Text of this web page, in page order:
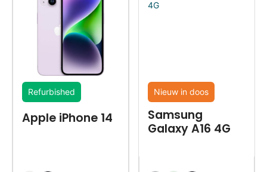
Refurbished
Apple iPhone 14
Nieuw in doos
Samsung
Galaxy A16 4G